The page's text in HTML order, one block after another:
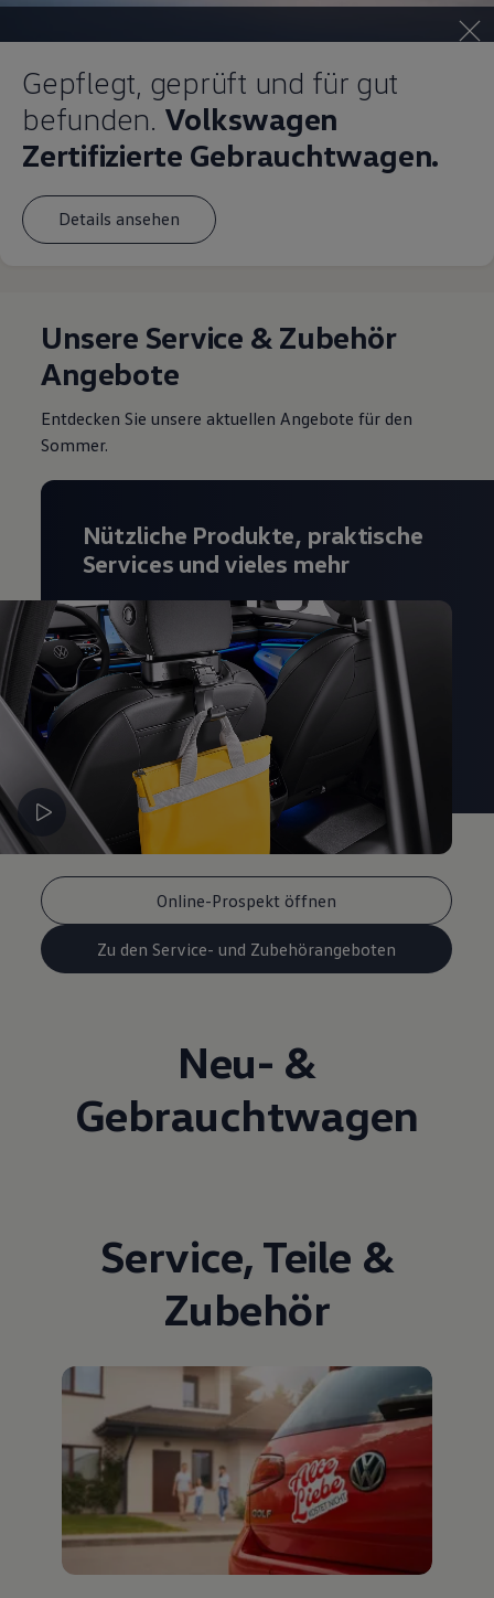
Gepflegt, geprüft und für gut
befunden. Volkswagen
Zertifizierte Gebrauchtwagen.
Details ansehen
Unsere Service & Zubehör
Angebote
Entdecken Sie unsere aktuellen Angebote für den
Sommer.
Online-Prospekt öffnen
Zu den Service- und Zubehörangeboten
Nützliche Produkte, praktische
Services und vieles mehr
Neu- &
Gebrauchtwagen
Service, Teile &
Zubehör